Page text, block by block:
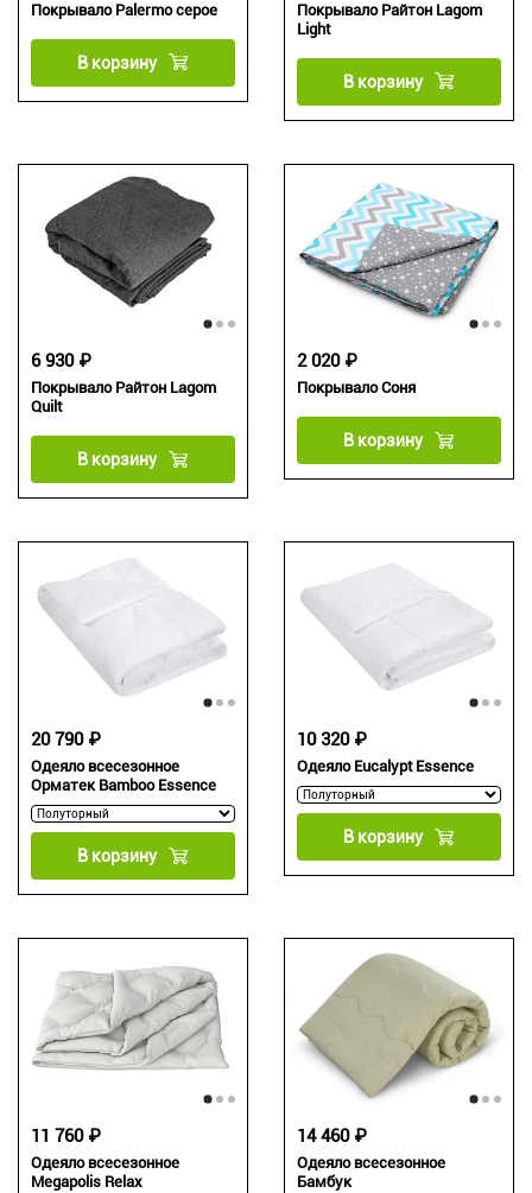
Покрывало Palermo серое
В корзину
Покрывало Райтон Lagom
Light
В корзину
Покрывало Райтон Lagom
Quilt
6 930 ₽
В корзину
Покрывало Соня
2 020 ₽
В корзину
Одеяло всесезонное
Орматек Bamboo Essence
20 790 ₽
В корзину
Одеяло Eucalypt Essence
10 320 ₽
В корзину
Одеяло всесезонное
Megapolis Relax
11 760 ₽
Одеяло всесезонное
Бамбук
14 460 ₽